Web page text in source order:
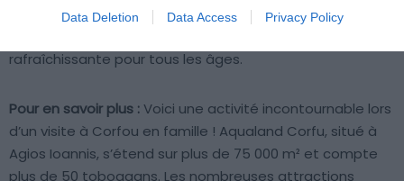
Data Deletion Data Access Privacy Policy
Pourquoi nous l’avons sélectionné :
Ce parc aquatique au
rafraîchissante pour tous les âges.
Pour en savoir plus :Voici une activité incontournable lors
d’un visite à Corfou en famille ! Aqualand Corfu, situé à
Agios Ioannis, s’étend sur plus de 75 000 m² et compte
plus de 50 toboggans. Les nombreuses attractions